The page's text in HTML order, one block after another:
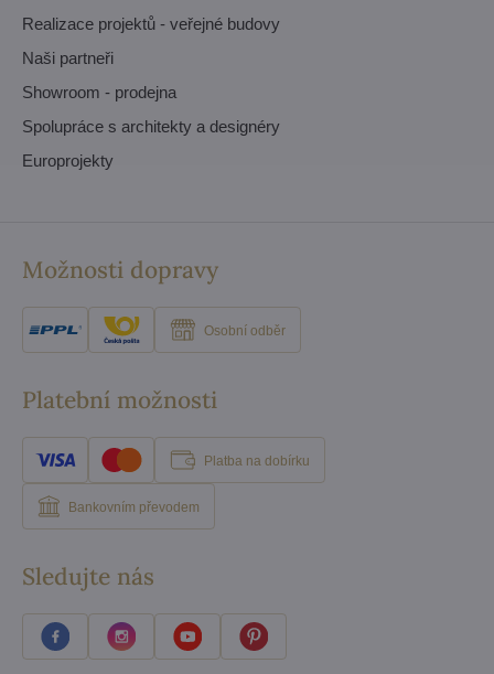
Realizace projektů - veřejné budovy
Naši partneři
Showroom - prodejna
Spolupráce s architekty a designéry
Europrojekty
Možnosti dopravy
Osobní odběr
Platební možnosti
Platba na dobírku
Bankovním převodem
Sledujte nás